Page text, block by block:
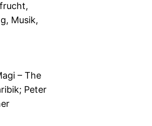
Musik,
– The
Peter